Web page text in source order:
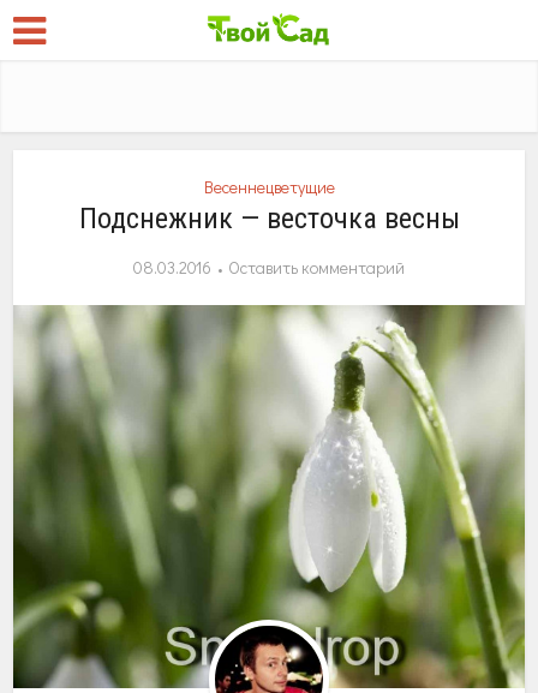
Весеннецветущие
Подснежник — весточка весны
08.03.2016 Оставить комментарий